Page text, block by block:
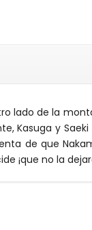
lado de la
Kasuga y
de que
¡que no la